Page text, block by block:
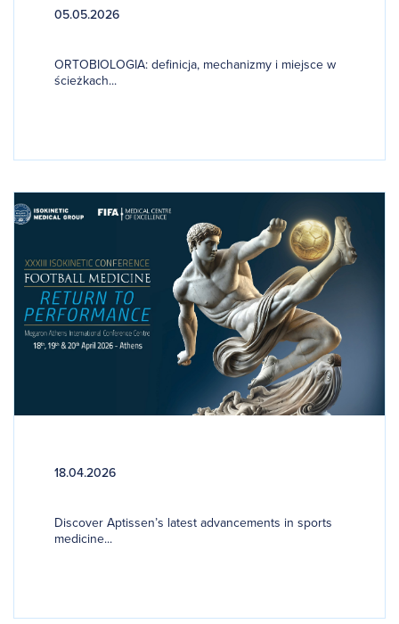
05.05.2026
ORTOBIOLOGIA: definicja, mechanizmy i miejsce w
ścieżkach...
18.04.2026
Discover Aptissen’s latest advancements in sports
medicine...